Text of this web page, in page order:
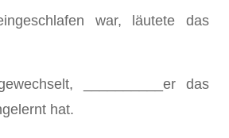
war, läutete das
__________er das
hat.